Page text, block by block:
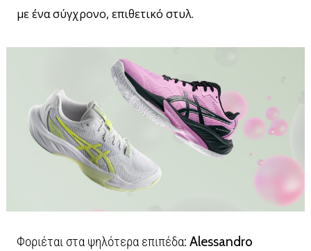
με ένα σύγχρονο, επιθετικό στυλ.
Φοριέται στα ψηλότερα επιπέδα: Alessandro